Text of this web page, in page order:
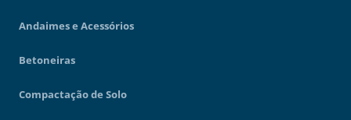
Andaimes e Acessórios
Betoneiras
Compactação de Solo